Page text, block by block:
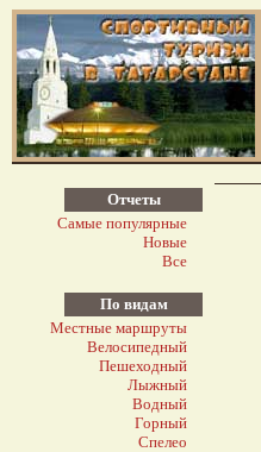
Отчеты
Самые популярные
Новые
Все
По видам
Местные маршруты
Велосипедный
Пешеходный
Лыжный
Водный
Горный
Спелео